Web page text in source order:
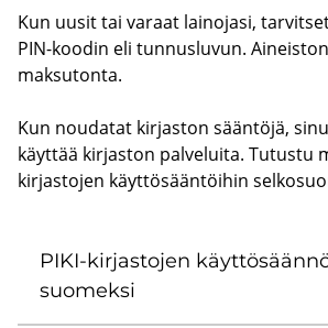
Kun uusit tai va­raat lai­no­ja­si,
PIN-​koodin eli tun­nus­lu­vun.
mak­su­ton­ta.
Kun nou­da­tat kir­jas­ton sään­tö­jä,
käyt­tää kir­jas­ton pal­ve­lui­ta. Tu­tus­tu
kirjastojen käyt­tö­sään­töi­hin
PIKI-​kirjastojen
suo­mek­si